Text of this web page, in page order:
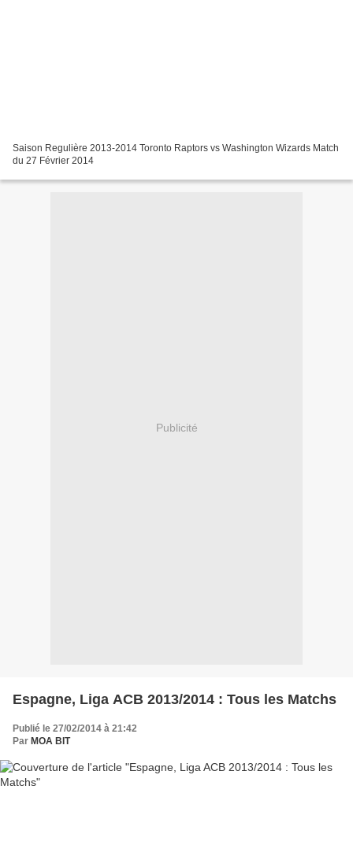
Saison Regulière 2013-2014 Toronto Raptors vs Washington Wizards Match
du 27 Février 2014
Publicité
Espagne, Liga ACB 2013/2014 : Tous les Matchs
Publié le 27/02/2014 à 21:42
Par MOA BIT